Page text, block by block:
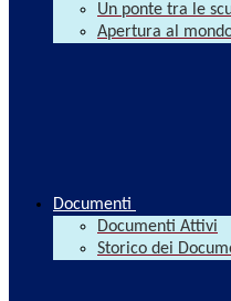
Un ponte tra le
Apertura al
Documenti
Documenti Attivi
Storico dei